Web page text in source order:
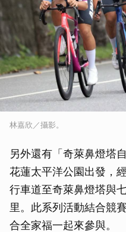
林嘉欣／攝影。
另外還有「奇萊鼻燈塔
花蓮太平洋公園出發，
行車道至奇萊鼻燈塔與
里。此系列活動結合競
合全家福一起來參與。